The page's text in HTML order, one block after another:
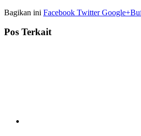
Bagikan ini Facebook TwitterGoogle+
Pos Terkait